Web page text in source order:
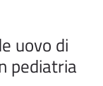
uovo di
pediatria